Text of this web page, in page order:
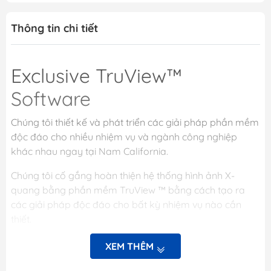
Thông tin chi tiết
Exclusive TruView™
Software
Chúng tôi thiết kế và phát triển các giải pháp phần mềm
độc đáo cho nhiều nhiệm vụ và ngành công nghiệp
khác nhau ngay tại Nam California.
Chúng tôi cố gắng hoàn thiện hệ thống hình ảnh X-
quang bằng phần mềm TruView ™ bằng cách tạo ra
các giải pháp độc đáo cho bất kỳ nhiệm vụ nào cần
Phần mềm TruView ™ sử dụng trí thông minh nhân tạo,
các tác vụ hoàn toàn tự động, phát hiện điểm chính xác
XEM THÊM